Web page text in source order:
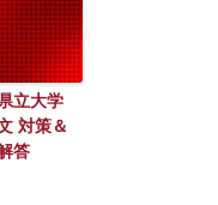
立大学
対策＆
答